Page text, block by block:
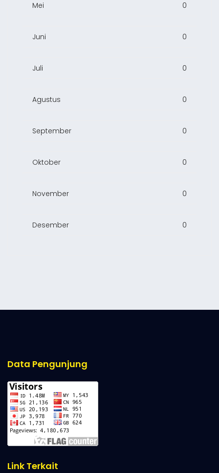
Mei 0
Juni 0
Juli 0
Agustus 0
September 0
Oktober 0
November 0
Desember 0
Data Pengunjung
Link Terkait